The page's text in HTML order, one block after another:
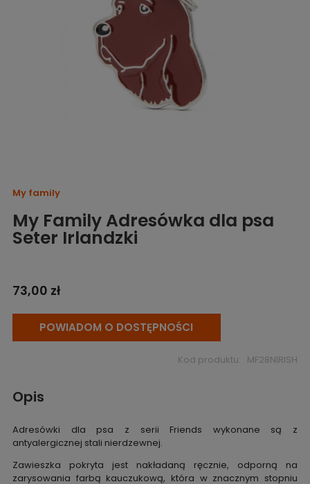
My family
My Family Adresówka dla psa
Seter Irlandzki
73,00 zł
POWIADOM O DOSTĘPNOŚCI
Kod produktu: MF28NIRISH
Opis
Adresówki dla psa z serii Friends wykonane są z
antyalergicznej stali nierdzewnej.
Zawieszka pokryta jest nakładaną ręcznie, odporną na
zarysowania farbą kauczukową, która w znacznym stopniu